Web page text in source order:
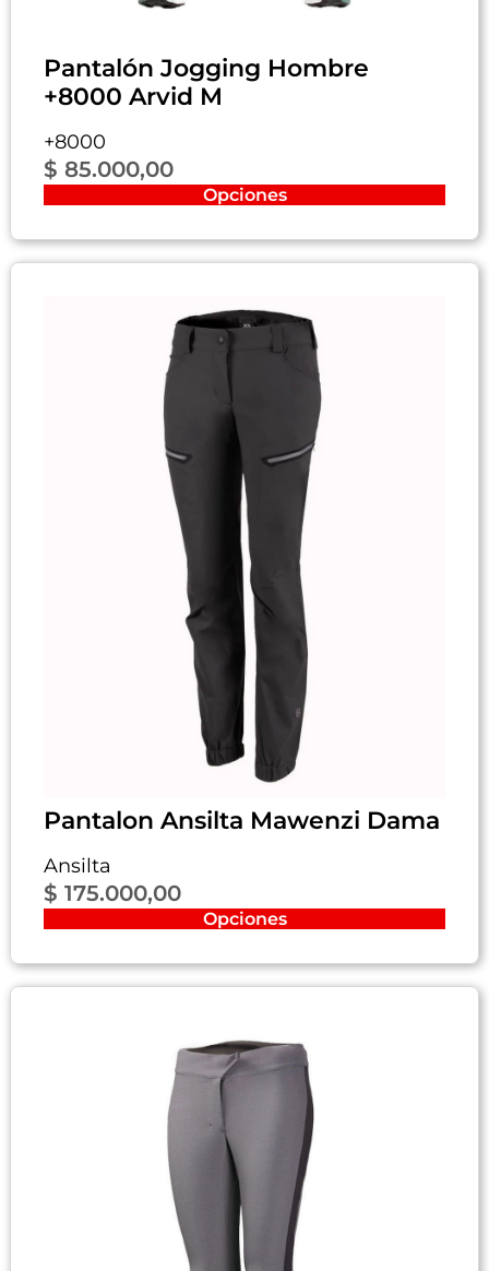
Pantalón Jogging Hombre
+8000 Arvid M
+8000
$ 85.000,00
Opciones
Pantalon Ansilta Mawenzi Dama
Ansilta
$ 175.000,00
Opciones